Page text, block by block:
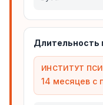
Длительность
ИНСТИТУТ
14 месяцев с